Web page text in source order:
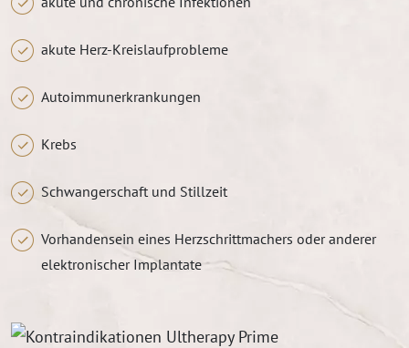
akute Herz-Kreislaufprobleme
Autoimmunerkrankungen
Krebs
Schwangerschaft und Stillzeit
Vorhandensein eines Herzschrittmachers oder anderer
elektronischer Implantate